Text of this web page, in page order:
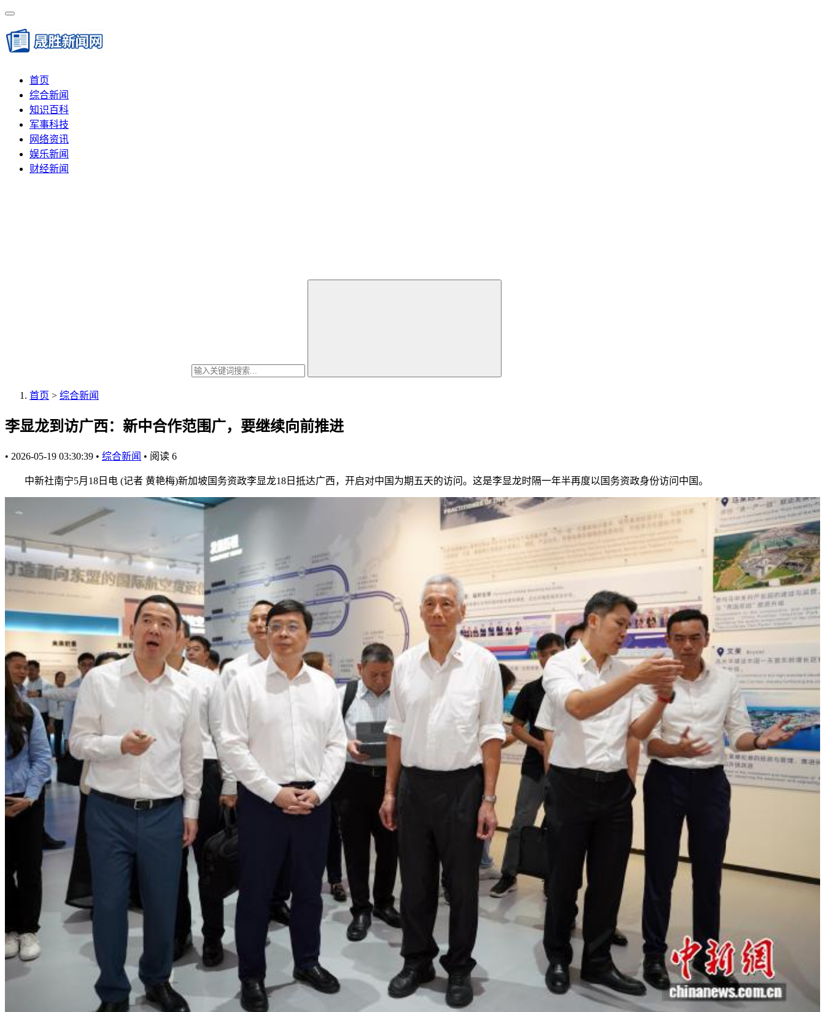
首页
综合新闻
知识百科
军事科技
网络资讯
娱乐新闻
财经新闻
首页 > 综合新闻
李显龙到访广西：新中合作范围广，要继续向前推进
• 2026-05-19 03:30:39 • 综合新闻 • 阅读 6
中新社南宁5月18日电 (记者 黄艳梅)新加坡国务资政李显龙18日抵达广西，开启对中国为期五天的访问。这是李显龙时隔一年半再度以国务资政身份访问中国。